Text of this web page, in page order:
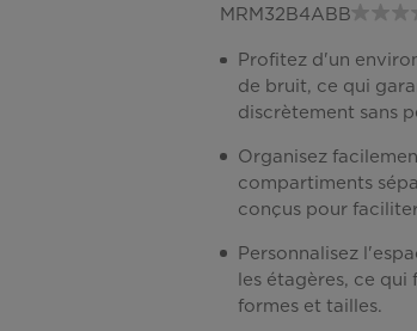
MRM32B4ABB
Profitez d'un
de bruit, ce qui
discrètement sans
Organisez
compartiments
conçus pour
Personnalisez
les étagères, ce
formes et tailles.